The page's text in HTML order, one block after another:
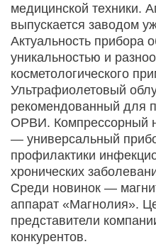
медицинской техники.
выпускается заводом
Актуальность прибора
уникальностью и
косметологического
Ультрафиолетовый
рекомендованный для
ОРВИ. Компрессорный
— универсальный
профилактики
хронических
Среди новинок —
аппарат «Магнолия».
представители
конкурентов.